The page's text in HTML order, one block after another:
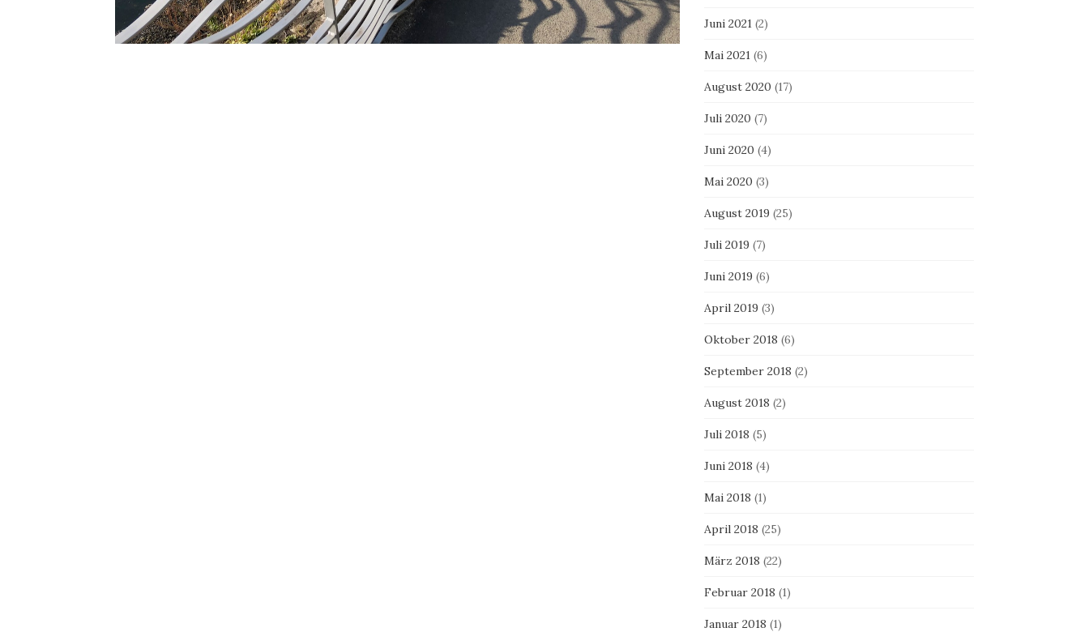
Juni 2021(2)
Mai 2021(6)
August 2020 (17)
Juli 2020 (7)
Juni 2020 (4)
Mai 2020 (3)
August 2019 (25)
Juli 2019 (7)
Juni 2019 (6)
April 2019 (3)
Oktober 2018 (6)
September 2018 (2)
August 2018 (2)
Juli 2018 (5)
Juni 2018 (4)
Mai 2018 (1)
April 2018 (25)
März 2018 (22)
Februar 2018 (1)
Januar 2018 (1)